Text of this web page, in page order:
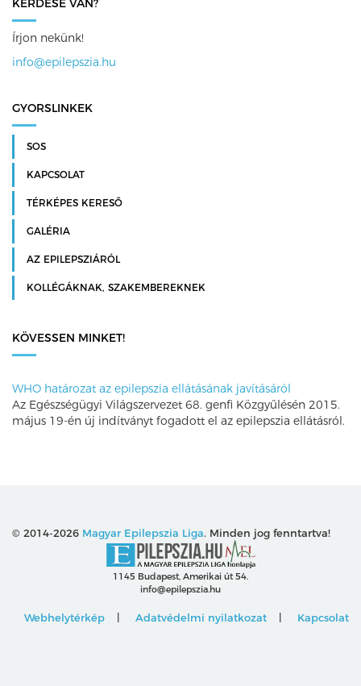
KÉRDÉSE VAN?
Írjon nekünk!
info@epilepszia.hu
GYORSLINKEK
SOS
KAPCSOLAT
TÉRKÉPES KERESŐ
GALÉRIA
AZ EPILEPSZIÁRÓL
KOLLÉGÁKNAK, SZAKEMBEREKNEK
KÖVESSEN MINKET!
WHO határozat az epilepszia ellátásának javításáról
Az Egészségügyi Világszervezet 68. genfi Közgyűlésén 2015.
május 19-én új indítványt fogadott el az epilepszia ellátásról.
© 2014-2026 Magyar Epilepszia Liga. Minden jog fenntartva!
1145 Budapest, Amerikai út 54.
info@epilepszia.hu
Webhelytérkép Adatvédelmi nyilatkozat Kapcsolat